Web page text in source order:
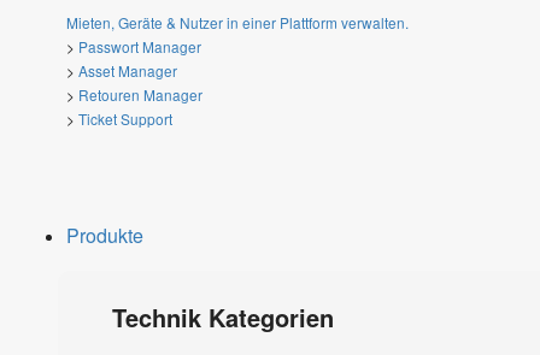
Mieten, Geräte & Nutzer in einer Plattform verwalten.
> Passwort Manager
> Asset Manager
> Retouren Manager
> Ticket Support
Produkte
Technik Kategorien